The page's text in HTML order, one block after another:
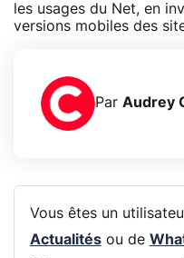
les usages du Net, en
versions mobiles des
Par Audrey
Vous êtes un
Actualitésou de